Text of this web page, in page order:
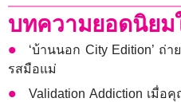
บทความยอดนิย
‘บ้านนอก City Edition’ ถ่
รสมือแม่
Validation Addiction เมื่อ